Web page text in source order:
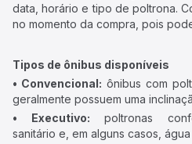
data, horário e tipo de poltrona.
no momento da compra, pois
Tipos de ônibus disponíveis
• Convencional: ônibus com
geralmente possuem uma
• Executivo: poltronas
sanitário e, em alguns casos, água